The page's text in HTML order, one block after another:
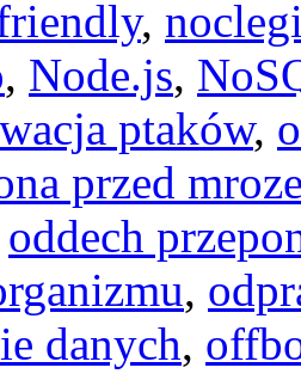
,
, Node.js,
ptaków,
przed
oddech
,
danych,